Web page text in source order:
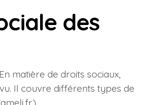
des
matière de droits sociaux,
Il couvre différents types de